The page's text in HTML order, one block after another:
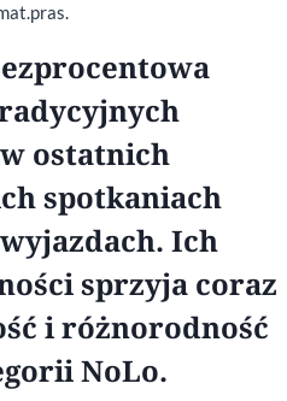
ostatnich
spotkaniach
Ich
sprzyja coraz
i różnorodność
NoLo.